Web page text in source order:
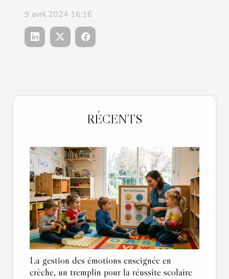
9 avril 2024 16:16
RÉCENTS
La gestion des émotions enseignée en
crèche, un tremplin pour la réussite scolaire